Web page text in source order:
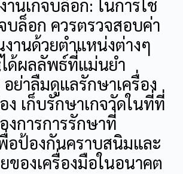
านเกจบล็อก: ในการใช้
บล็อก ควรตรวจสอบค่า
านด้วยตำแหน่งต่างๆ
ด้ผลลัพธ์ที่แม่นยำ
ย่าลืมดูแลรักษาเครื่อง
ง เก็บรักษาเกจวัดในที่ที่
งการการรักษาที่
อป้องกันคราบสนิมและ
ของเครื่องมือในอนาคต